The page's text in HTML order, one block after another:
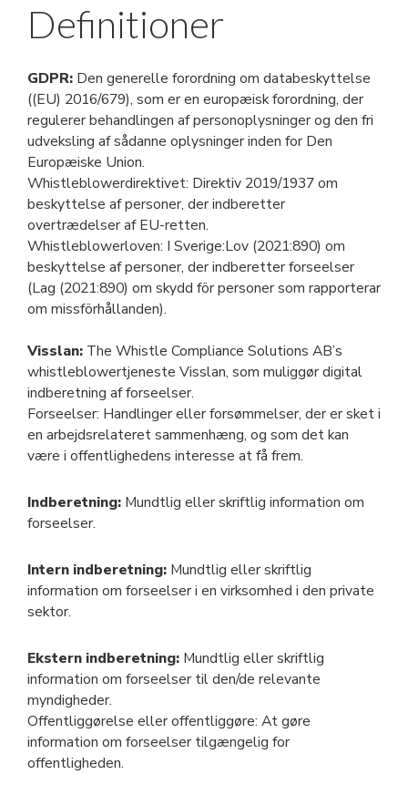
Definitioner
GDPR: Den generelle forordning om databeskyttelse
((EU) 2016/679), som er en europæisk forordning, der
regulerer behandlingen af personoplysninger og den fri
udveksling af sådanne oplysninger inden for Den
Europæiske Union.
Whistleblowerdirektivet: Direktiv 2019/1937 om
beskyttelse af personer, der indberetter
overtrædelser af EU-retten.
Whistleblowerloven: I Sverige:Lov (2021:890) om
beskyttelse af personer, der indberetter forseelser
(Lag (2021:890) om skydd för personer som rapporterar
om missförhållanden).
Visslan: The Whistle Compliance Solutions AB’s
whistleblowertjeneste Visslan, som muliggør digital
indberetning af forseelser.
Forseelser: Handlinger eller forsømmelser, der er sket i
en arbejdsrelateret sammenhæng, og som det kan
være i offentlighedens interesse at få frem.
Indberetning: Mundtlig eller skriftlig information om
forseelser.
Intern indberetning: Mundtlig eller skriftlig
information om forseelser i en virksomhed i den private
sektor.
Ekstern indberetning: Mundtlig eller skriftlig
information om forseelser til den/de relevante
myndigheder.
Offentliggørelse eller offentliggøre: At gøre
information om forseelser tilgængelig for
offentligheden.